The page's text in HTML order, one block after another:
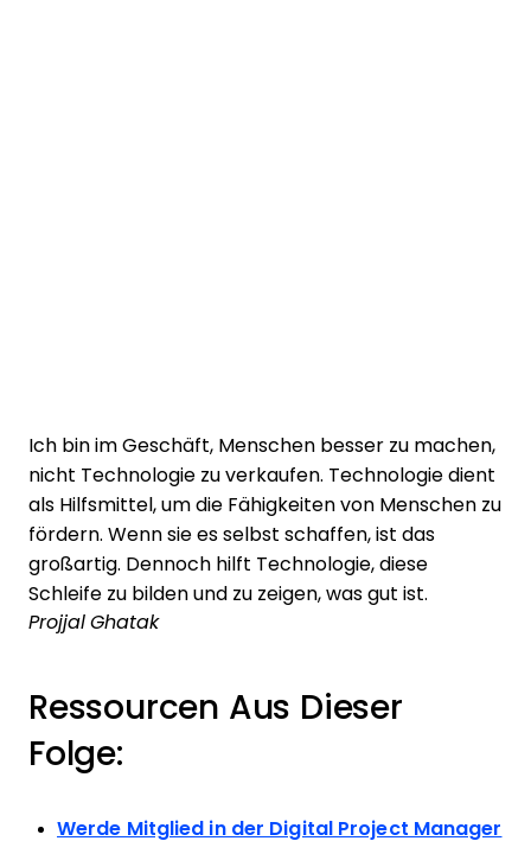
Ich bin im Geschäft, Menschen besser zu machen,
nicht Technologie zu verkaufen. Technologie dient
als Hilfsmittel, um die Fähigkeiten von Menschen zu
fördern. Wenn sie es selbst schaffen, ist das
großartig. Dennoch hilft Technologie, diese
Schleife zu bilden und zu zeigen, was gut ist.
Projjal Ghatak
Ressourcen Aus Dieser
Folge:
Werde Mitglied in der Digital Project Manager